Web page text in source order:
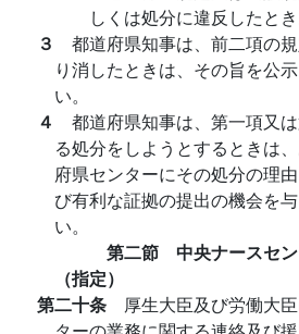
しくは処分に違反したとき
３ 都道府県知事は、前二項の
り消したときは、その旨を公
い。
４ 都道府県知事は、第一項又
る処分をしようとするときは
府県センターにその処分の理
び有利な証拠の提出の機会を
い。
第二節 中央ナースセ
（指定）
第二十条 厚生大臣及び労働大